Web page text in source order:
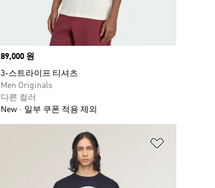
Price
89,000 원
3-스트라이프 티셔츠
Men Originals
다른 컬러
New
일부 쿠폰 적용 제외